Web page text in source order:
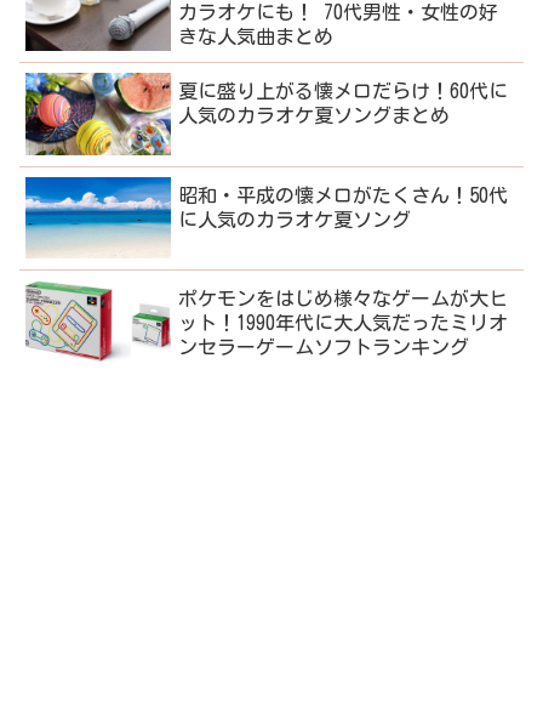
カラオケにも！ 70代男性・女性の好
きな人気曲まとめ
夏に盛り上がる懐メロだらけ！60代に
人気のカラオケ夏ソングまとめ
昭和・平成の懐メロがたくさん！50代
に人気のカラオケ夏ソング
ポケモンをはじめ様々なゲームが大ヒ
ット！1990年代に大人気だったミリオ
ンセラーゲームソフトランキング